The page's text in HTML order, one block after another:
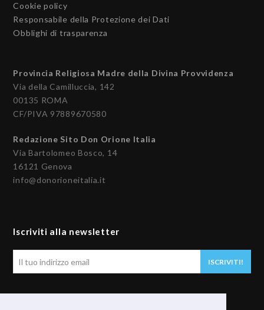
Cookie policy
Responsabile della Protezione dei Dati
Obblighi di trasparenza
Provincia Religiosa Madre della Divina Provvidenza
Via della Camilluccia, 142
00135 ROMA
CF/PIVA 97889670580
Redazione Sito Don Orione Italia
Via Bartolomeo Bosco, 14
16121 Genova
info@donorioneitalia.it
Iscriviti alla newsletter
ISCRIVITI!